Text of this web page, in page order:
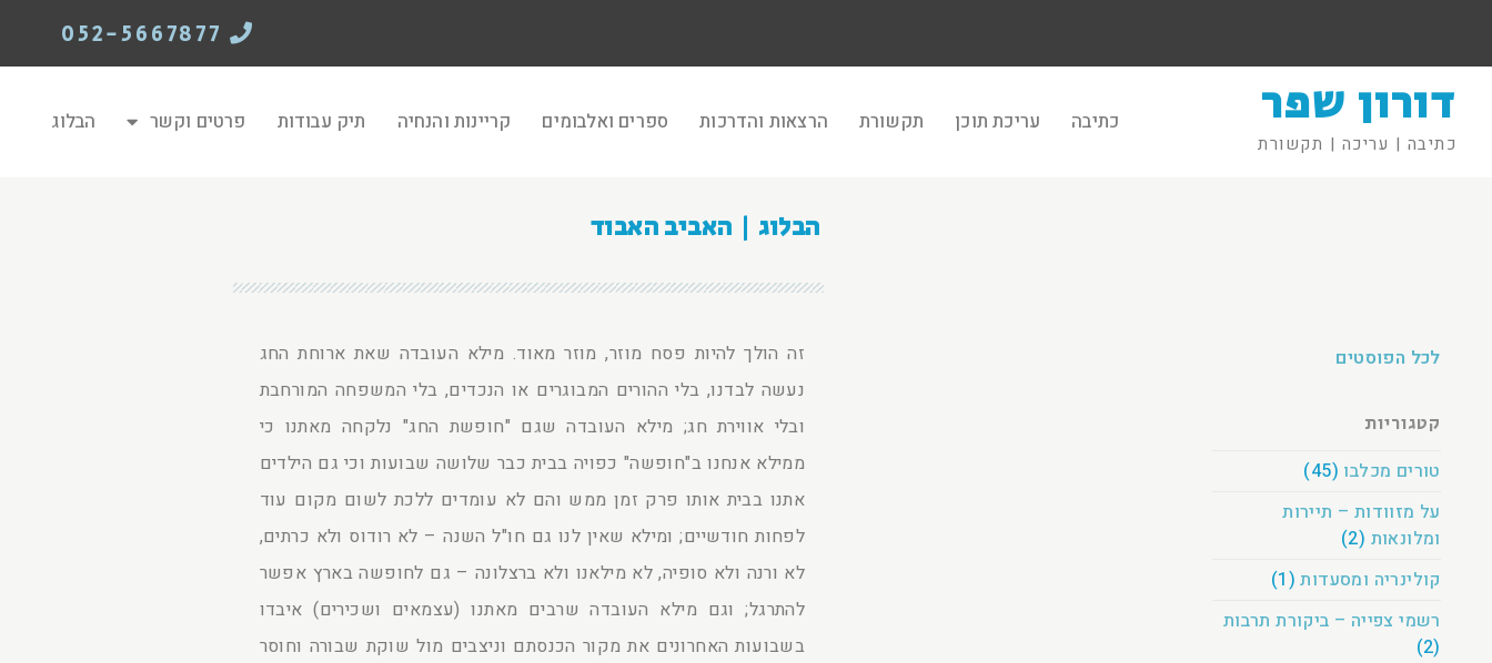
דורון שפר
כתיבה | עריכה | תקשורת
כתיבה עריכת תוכן תקשורת הרצאות והדרכות ספרים ואלבומים קריינות והנחיה תיק עבודות פרטים וקשר הבלוג
הבלוג | האביב האבוד
לכל הפוסטים
קטגוריות
טורים מכלבו (45)
על מזוודות – תיירות
ומלונאות (2)
קולינריה ומסעדות (1)
רשמי צפייה – ביקורת תרבות
(2)
זה הולך להיות פסח מוזר, מוזר מאוד. מילא העובדה שאת ארוחת החג
נעשה לבדנו, בלי ההורים המבוגרים או הנכדים, בלי המשפחה המורחבת
ובלי אווירת חג; מילא העובדה שגם "חופשת החג" נלקחה מאתנו כי
ממילא אנחנו ב"חופשה" כפויה בבית כבר שלושה שבועות וכי גם הילדים
אתנו בבית אותו פרק זמן ממש והם לא עומדים ללכת לשום מקום עוד
לפחות חודשיים; ומילא שאין לנו גם חו"ל השנה – לא רודוס ולא כרתים,
לא ורנה ולא סופיה, לא מילאנו ולא ברצלונה – גם לחופשה בארץ אפשר
להתרגל; וגם מילא העובדה שרבים מאתנו (עצמאים ושכירים) איבדו
בשבועות האחרונים את מקור הכנסתם וניצבים מול שוקת שבורה וחוסר